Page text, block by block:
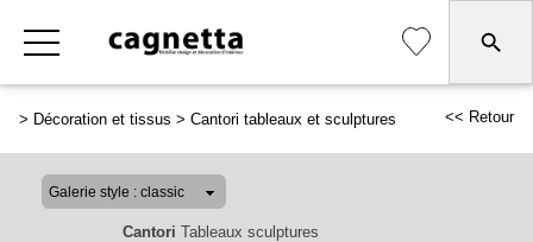
> Décoration et tissus > Cantori tableaux et sculptures << Retour
Cantori Tableaux sculptures